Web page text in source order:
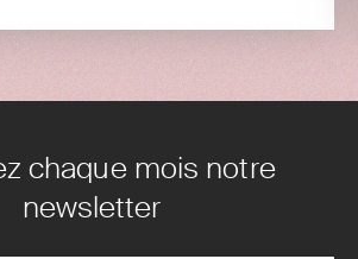
chaque mois notre
newsletter